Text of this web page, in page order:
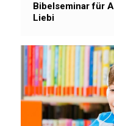
Bibelseminar für
Liebi